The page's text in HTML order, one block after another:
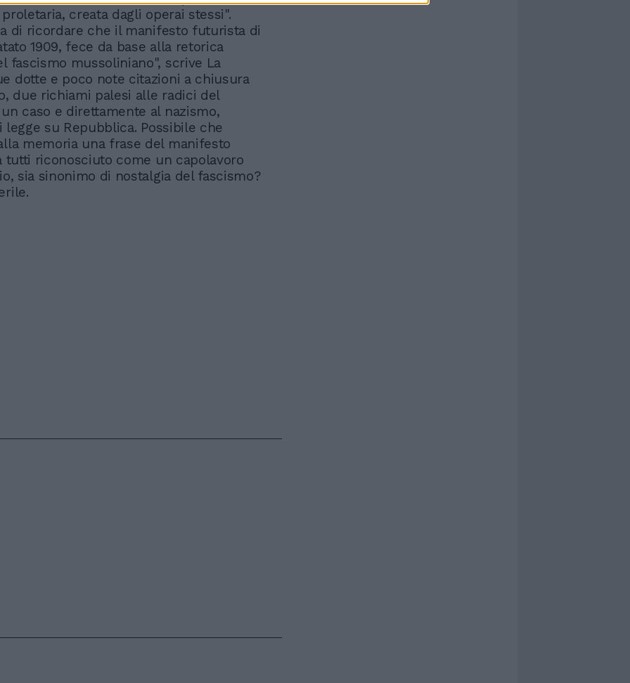
creata dagli operai stessi".
di ricordare che il manifesto futurista di
1909, fece da base alla retorica
fascismo mussoliniano", scrive La
dotte e poco note citazioni a chiusura
due richiami palesi alle radici del
caso e direttamente al nazismo,
legge su Repubblica. Possibile che
memoria una frase del manifesto
tutti riconosciuto come un capolavoro
sia sinonimo di nostalgia del fascismo?